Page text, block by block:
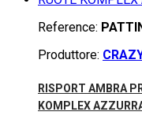
Reference:
Produttore:
RISPORT AMBRA
KOMPLEX